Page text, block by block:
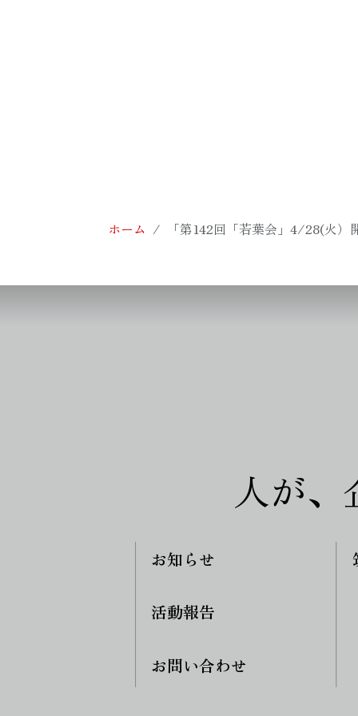
ホーム 「第142回「若葉会」4/28(火）
人が
お知らせ
活動報告
お問い合わせ